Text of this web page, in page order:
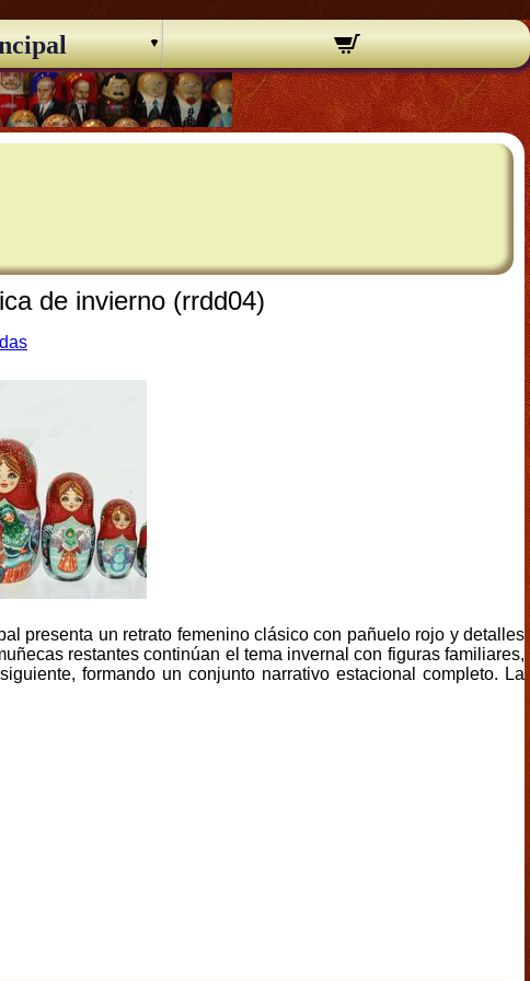
de invierno (rrdd04)
presenta un retrato femenino clásico con pañuelo rojo y detalles
restantes continúan el tema invernal con figuras familiares,
formando un conjunto narrativo estacional completo. La